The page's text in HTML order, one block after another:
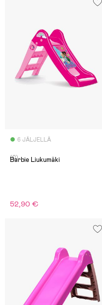
6 JÄLJELLÄ
(0)
Barbie Liukumäki
52,90 €